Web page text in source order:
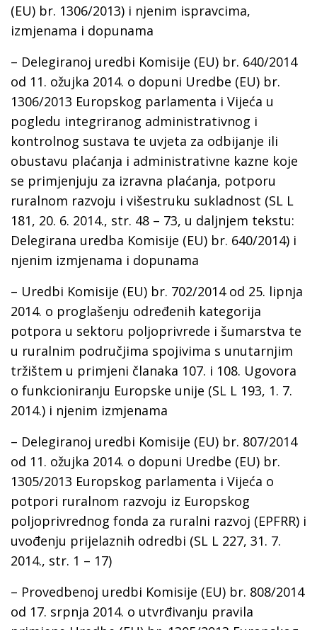
(EU) br. 1306/2013) i njenim ispravcima,
izmjenama i dopunama
– Delegiranoj uredbi Komisije (EU) br. 640/2014
od 11. ožujka 2014. o dopuni Uredbe (EU) br.
1306/2013 Europskog parlamenta i Vijeća u
pogledu integriranog administrativnog i
kontrolnog sustava te uvjeta za odbijanje ili
obustavu plaćanja i administrativne kazne koje
se primjenjuju za izravna plaćanja, potporu
ruralnom razvoju i višestruku sukladnost (SL L
181, 20. 6. 2014., str. 48 – 73, u daljnjem tekstu:
Delegirana uredba Komisije (EU) br. 640/2014) i
njenim izmjenama i dopunama
– Uredbi Komisije (EU) br. 702/2014 оd 25. lipnja
2014. o proglašenju određenih kategorija
potpora u sektoru poljoprivrede i šumarstva te
u ruralnim područjima spojivima s unutarnjim
tržištem u primjeni članaka 107. i 108. Ugovora
o funkcioniranju Europske unije (SL L 193, 1. 7.
2014.) i njenim izmjenama
– Delegiranoj uredbi Komisije (EU) br. 807/2014
od 11. ožujka 2014. o dopuni Uredbe (EU) br.
1305/2013 Europskog parlamenta i Vijeća o
potpori ruralnom razvoju iz Europskog
poljoprivrednog fonda za ruralni razvoj (EPFRR) i
uvođenju prijelaznih odredbi (SL L 227, 31. 7.
2014., str. 1 – 17)
– Provedbenoj uredbi Komisije (EU) br. 808/2014
оd 17. srpnja 2014. o utvrđivanju pravila